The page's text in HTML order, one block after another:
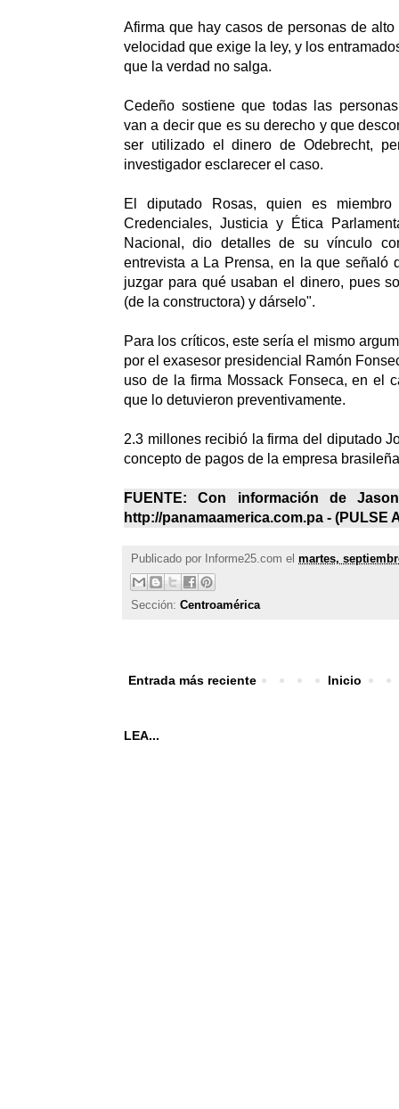
Afirma que hay casos de personas de
velocidad que exige la ley, y los
que la verdad no salga.
Cedeño sostiene que todas las
van a decir que es su derecho y que
ser utilizado el dinero de Odebrecht,
investigador esclarecer el caso.
El diputado Rosas, quien es
Credenciales, Justicia y Ética
Nacional, dio detalles de su vínculo
entrevista a La Prensa, en la que señaló
juzgar para qué usaban el dinero, pues
(de la constructora) y dárselo".
Para los críticos, este sería el mismo
por el exasesor presidencial Ramón
uso de la firma Mossack Fonseca, en el
que lo detuvieron preventivamente.
2.3 millones recibió la firma del diputado
concepto de pagos de la empresa
FUENTE: Con información de
http://panamaamerica.com.pa - (PULSE
Publicado por Informe25.com el martes,
Sección: Centroamérica
Entrada más reciente Inicio
LEA...